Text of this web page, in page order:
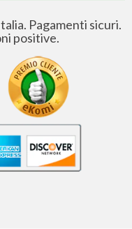
Pagamenti sicuri.
positive.